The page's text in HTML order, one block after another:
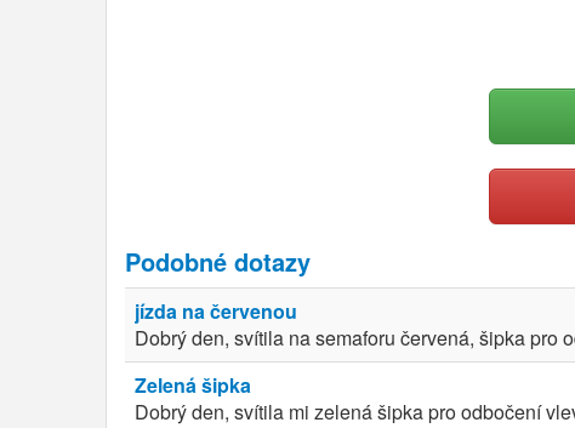
Podobné dotazy
jízda na červenou
Dobrý den, svítila na semaforu červená, šipka pro
Zelená šipka
Dobrý den, svítila mi zelená šipka pro odbočení